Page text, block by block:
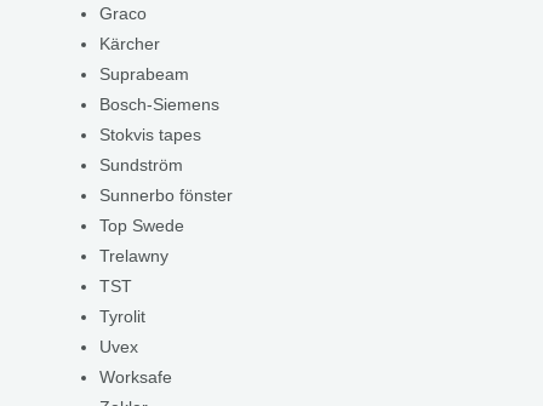
Graco
Kärcher
Suprabeam
Bosch-Siemens
Stokvis tapes
Sundström
Sunnerbo fönster
Top Swede
Trelawny
TST
Tyrolit
Uvex
Worksafe